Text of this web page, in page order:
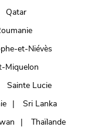
Qatar
et-Niévès
Miquelon
Sainte Lucie
Sri Lanka
Thaïlande